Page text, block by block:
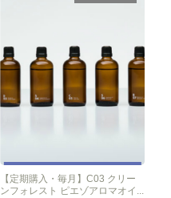
【定期購入・毎月】C03 クリー
ンフォレスト ピエゾアロマオイ...